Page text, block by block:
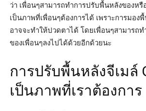
ว่า เพื่อนๆสามารถทำการปรับพื้นหลังของหรื
เป็นภาพที่เพื่อนๆต้องการได้ เพราะการมอง
อาจจะทำให้ปวดตาได้ โดยเพื่อนๆสามารถ
ของเพื่อนๆลงไปได้ด้วยอีกด้วยนะ
การปรับพื้นหลังจีเมล์
เป็นภาพที่เราต้องการ